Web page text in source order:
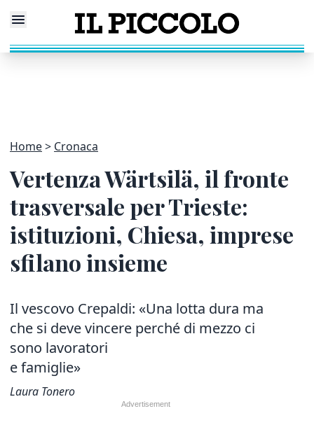
Home Cronaca
Vertenza Wärtsilä, il fronte
trasversale per Trieste:
istituzioni, Chiesa, imprese
sfilano insieme
Il vescovo Crepaldi: «Una lotta dura ma
che si deve vincere perché di mezzo ci
sono lavoratori
e famiglie»
Laura Tonero